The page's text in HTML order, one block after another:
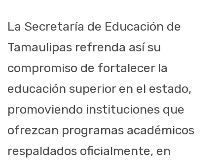
La Secretaría de Educación de
Tamaulipas refrenda así su
compromiso de fortalecer la
educación superior en el estado,
promoviendo instituciones que
ofrezcan programas académicos
respaldados oficialmente, en